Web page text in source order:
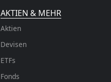
AKTIEN & MEHR
Aktien
Devisen
ETFs
Fonds